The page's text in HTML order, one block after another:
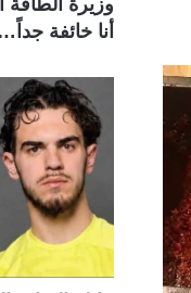
وزيرة الطاقة
أنا خائفة